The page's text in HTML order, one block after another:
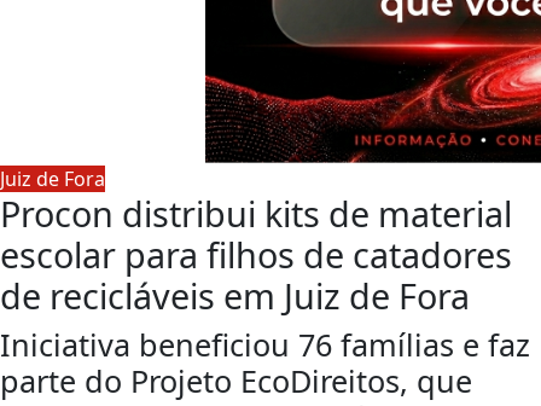
Juiz de Fora
Procon distribui kits de material
escolar para filhos de catadores
de recicláveis em Juiz de Fora
Iniciativa beneficiou 76 famílias e faz
parte do Projeto EcoDireitos, que